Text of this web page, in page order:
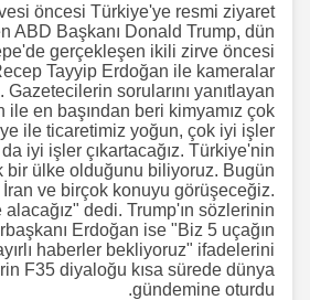
öncesi Türkiye'ye resmi ziyaret
ABD Başkanı Donald Trump, dün
gerçekleşen ikili zirve öncesi
Recep Tayyip Erdoğan ile kameralar
Gazetecilerin sorularını yanıtlayan
ile en başından beri kimyamız çok
ile ticaretimiz yoğun, çok iyi işler
da iyi işler çıkartacağız. Türkiye'nin
bir ülke olduğunu biliyoruz. Bugün
İran ve birçok konuyu görüşeceğiz.
alacağız" dedi. Trump'ın sözlerinin
Erdoğan ise "Biz 5 uçağın
haberler bekliyoruz" ifadelerini
F35 diyaloğu kısa sürede dünya
gündemine oturdu.